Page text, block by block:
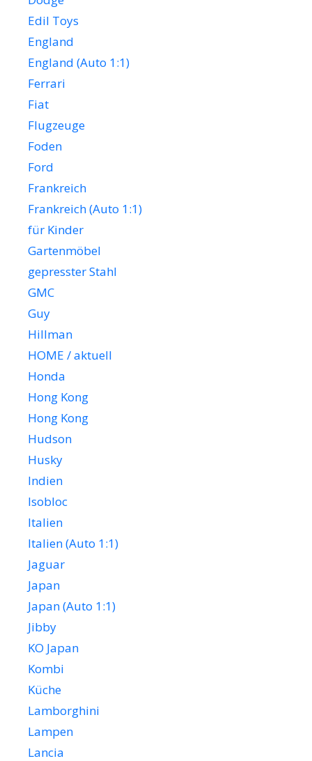
Edil Toys
England
England (Auto 1:1)
Ferrari
Fiat
Flugzeuge
Foden
Ford
Frankreich
Frankreich (Auto 1:1)
für Kinder
Gartenmöbel
gepresster Stahl
GMC
Guy
Hillman
HOME / aktuell
Honda
Hong Kong
Hong Kong
Hudson
Husky
Indien
Isobloc
Italien
Italien (Auto 1:1)
Jaguar
Japan
Japan (Auto 1:1)
Jibby
KO Japan
Kombi
Küche
Lamborghini
Lampen
Lancia